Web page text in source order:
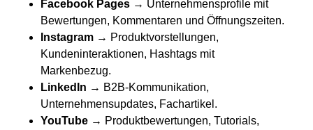
Facebook Pages→ Unternehmensprofile mit
Bewertungen, Kommentaren und Öffnungszeiten.
Instagram→ Produktvorstellungen,
Kundeninteraktionen, Hashtags mit
Markenbezug.
LinkedIn → B2B-Kommunikation,
Unternehmensupdates, Fachartikel.
YouTube→ Produktbewertungen, Tutorials,